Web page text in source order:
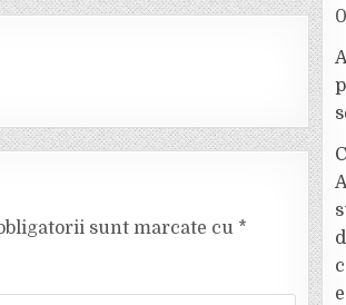
sunt marcate cu *